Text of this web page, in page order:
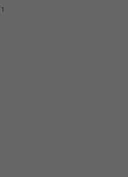
1 בספטמבר 2016